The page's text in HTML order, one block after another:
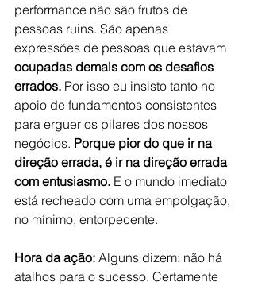
performance não são frutos de
pessoas ruins. São apenas
expressões de pessoas que estavam
ocupadas demais com os desafios
errados. Por isso eu insisto tanto no
apoio de fundamentos consistentes
para erguer os pilares dos nossos
negócios. Porque pior do que ir na
direção errada, é ir na direção errada
com entusiasmo. E o mundo imediato
está recheado com uma empolgação,
no mínimo, entorpecente.
Hora da ação: Alguns dizem: não há
atalhos para o sucesso. Certamente